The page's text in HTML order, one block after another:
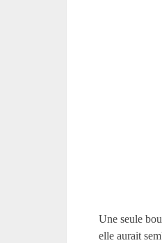
Une seule
elle aurait